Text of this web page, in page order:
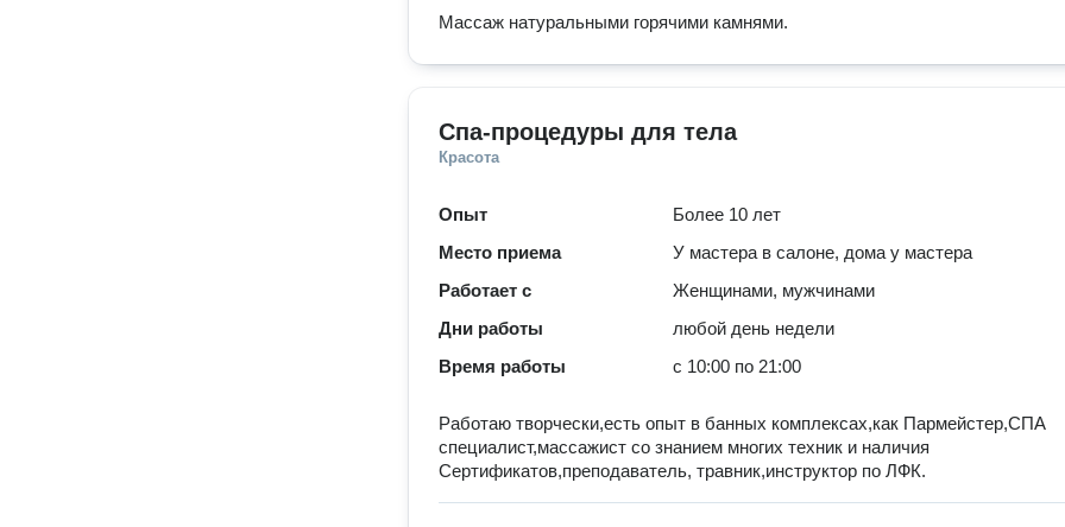
Массаж натуральными горячими камнями.
Спа-процедуры для тела
Красота
Опыт
Более 10 лет
Место приема
У мастера в салоне, дома у мастера
Работает с
Женщинами, мужчинами
Дни работы
любой день недели
Время работы
с 10:00 по 21:00
Работаю творчески,есть опыт в банных комплексах,как Пармейстер,СПА
специалист,массажист со знанием многих техник и наличия
Сертификатов,преподаватель, травник,инструктор по ЛФК.